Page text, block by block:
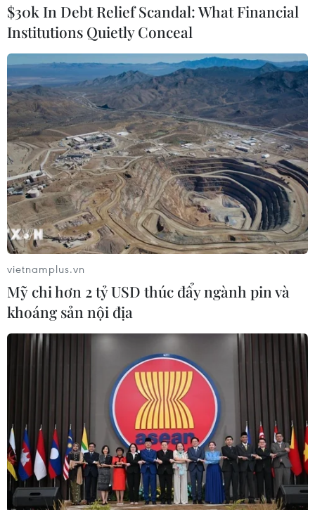
Hàn Quốc: Nắng nóng khắc nghiệt khiến
27 trường hợp tử vong
09/08/2023 08:16
Hàn Quốc đang đối mặt với một mùa Hè nóng bất
thường, kể từ đầu năm đến ngày 7/8 đã có tổng cộng
1.984 trường hợp gặp các vấn đề về sức khỏe do nắng
nóng, trong đó 27 trường hợp đã tử vong.
Nắng nóng ở Hàn Quốc: Hướng đạo sinh
quốc tế kiệt sức vì sốc nhiệt
02/08/2023 12:11
$30k In Debt Relief Scandal: What Financial
Institutions Quietly Conceal
vietnamplus.vn
Mỹ chi hơn 2 tỷ USD thúc đẩy ngành pin và
khoáng sản nội địa